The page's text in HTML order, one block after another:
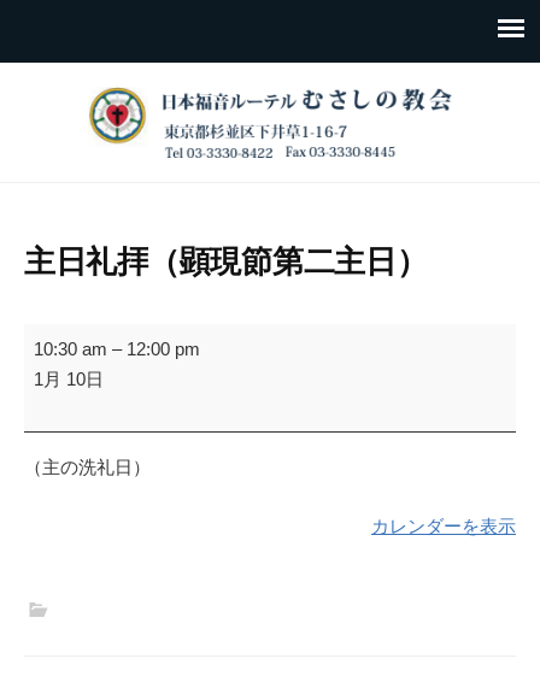
主日礼拝（顕現節第二主日）
主
日
拝
（顕
主
10:30 am – 12:00 pm
1月 10日
（主の洗礼日）
カレンダーを表示